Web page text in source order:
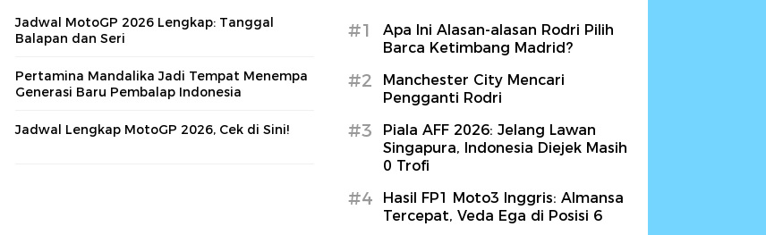
Jadwal MotoGP 2026 Lengkap: Tanggal
Balapan dan Seri
Pertamina Mandalika Jadi Tempat Menempa
Generasi Baru Pembalap Indonesia
Jadwal Lengkap MotoGP 2026, Cek di Sini!
#1
Apa Ini Alasan-alasan Rodri Pilih
Barca Ketimbang Madrid?
#2
Manchester City Mencari
Pengganti Rodri
#3
Piala AFF 2026: Jelang Lawan
Singapura, Indonesia Diejek Masih
0 Trofi
#4
Hasil FP1 Moto3 Inggris: Almansa
Tercepat, Veda Ega di Posisi 6